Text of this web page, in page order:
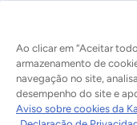
© 2026
Ao clicar em “Aceitar
armazenamento de
navegação no site,
desempenho do site e
Aviso sobre cookies da